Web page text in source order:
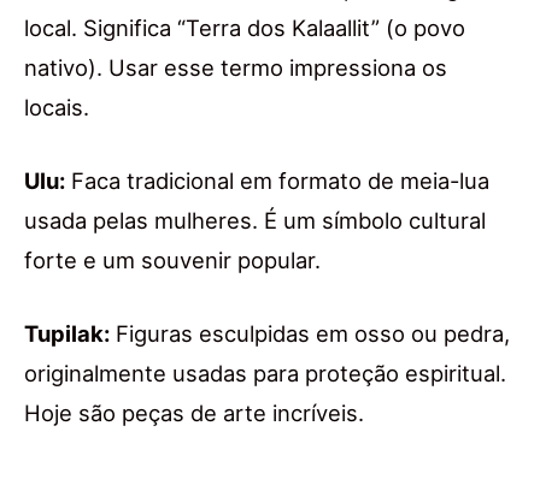
local. Significa “Terra dos Kalaallit” (o povo
nativo). Usar esse termo impressiona os
locais.
Ulu: Faca tradicional em formato de meia-lua
usada pelas mulheres. É um símbolo cultural
forte e um souvenir popular.
Tupilak: Figuras esculpidas em osso ou pedra,
originalmente usadas para proteção espiritual.
Hoje são peças de arte incríveis.